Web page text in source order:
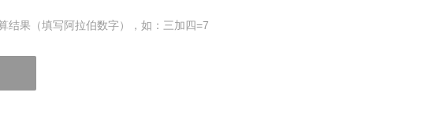
结果（填写阿拉伯数字），如：三加四=7